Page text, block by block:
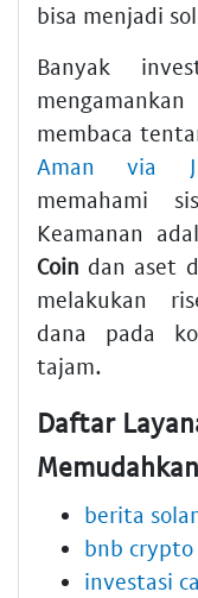
bisa menjadi
Banyak
membaca
Aman via
memahami
Keamanan
Coin dan aset
melakukan
dana pada
tajam.
Daftar
berita
bnb crypto
investasi